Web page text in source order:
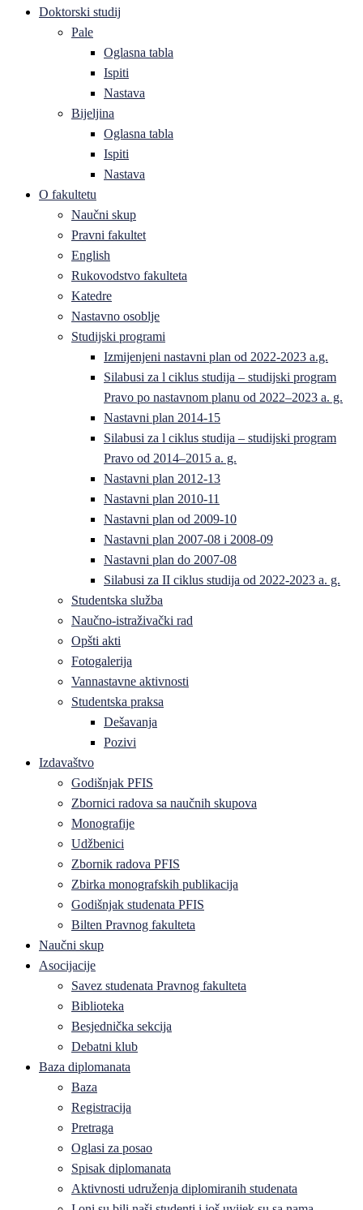
Doktorski studij
Pale
Oglasna tabla
Ispiti
Nastava
Bijeljina
Oglasna tabla
Ispiti
Nastava
O fakultetu
Naučni skup
Pravni fakultet
English
Rukovodstvo fakulteta
Katedre
Nastavno osoblje
Studijski programi
Izmijenjeni nastavni plan od 2022-2023 a.g.
Silabusi za l ciklus studija – studijski program
Pravo po nastavnom planu od 2022–2023 a. g.
Nastavni plan 2014-15
Silabusi za l ciklus studija – studijski program
Pravo od 2014–2015 a. g.
Nastavni plan 2012-13
Nastavni plan 2010-11
Nastavni plan od 2009-10
Nastavni plan 2007-08 i 2008-09
Nastavni plan do 2007-08
Silabusi za II ciklus studija od 2022-2023 a. g.
Studentska služba
Naučno-istraživački rad
Opšti akti
Fotogalerija
Vannastavne aktivnosti
Studentska praksa
Dešavanja
Pozivi
Izdavaštvo
Godišnjak PFIS
Zbornici radova sa naučnih skupova
Monografije
Udžbenici
Zbornik radova PFIS
Zbirka monografskih publikacija
Godišnjak studenata PFIS
Bilten Pravnog fakulteta
Naučni skup
Asocijacije
Savez studenata Pravnog fakulteta
Biblioteka
Besjednička sekcija
Debatni klub
Baza diplomanata
Baza
Registracija
Pretraga
Oglasi za posao
Spisak diplomanata
Aktivnosti udruženja diplomiranih studenata